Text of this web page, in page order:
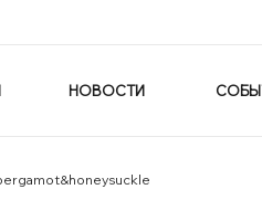
НОВОСТИ